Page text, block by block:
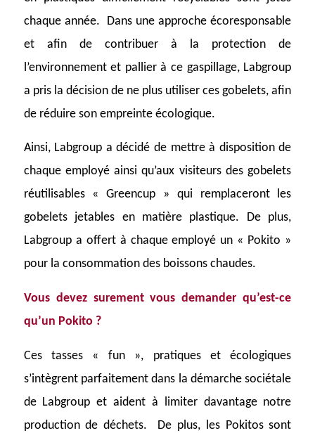
chaque année.
Dans une approche écoresponsable
et afin de contribuer à la protection de
l’environnement et pallier à ce gaspillage, Labgroup
a pris la décision de ne plus utiliser ces gobelets, afin
de réduire son empreinte écologique.
Ainsi, Labgroup a décidé de mettre à disposition de
chaque employé ainsi qu’aux visiteurs des gobelets
réutilisables « Greencup » qui remplaceront les
gobelets jetables en matière plastique. De plus,
Labgroup a offert à chaque employé un « Pokito »
pour la consommation des boissons chaudes.
Vous devez surement vous demander qu’est-ce
qu’un Pokito ?
Ces tasses « fun », pratiques et écologiques
s’intègrent parfaitement dans la démarche sociétale
de Labgroup et aident à limiter davantage notre
production de déchets. De plus, les Pokitos sont